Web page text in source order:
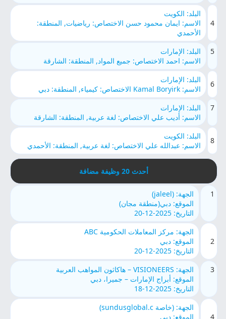
4
البلد: الكويت
الاسم: ايمان محمود حسن الاختصاص: رياضيات, المنطقة:
الأحمدي
5
البلد: الإمارات
الاسم: احمد الاختصاص: جميع المواد, المنطقة: الشارقة
6
البلد: الإمارات
الاسم: Kamal Boryirk الاختصاص: كيمياء, المنطقة: دبي
7
البلد: الإمارات
الاسم: أديب علي الاختصاص: لغة عربية, المنطقة: الشارقة
8
البلد: الكويت
الاسم: عبدالله علي الاختصاص: لغة عربية, المنطقة: الأحمدي
أحدث 20 وظيفة مضافة
1
الجهة: (jaleel)
الموقع: دبي(منطقة مجان)
التاريخ: 2025-12-20
2
الجهة: مركز المعاملات الحكومية ABC
الموقع: دبي
التاريخ: 2025-12-20
3
الجهة: VISIONEERS – هاكاثون المواهب العربية
الموقع: أبراج الإمارات – جميرا، دبي
التاريخ: 2025-12-18
4
الجهة: (خاصة sundusglobal.c)
الموقع: دبي